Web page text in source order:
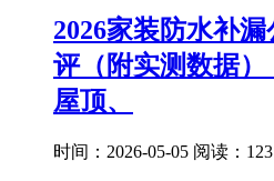
2026家装防水补
评（附实测数据）
屋顶、
时间：2026-05-05 阅读：123